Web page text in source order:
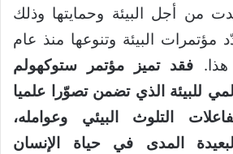
من أجل البيئة وحمايتها وذلك
البيئة وتنوعها منذ عام
فقد تميز مؤتمر ستوكهولم
للبيئة الذي تضمن تصوّرا علميا
التلوث البيئي وعوامله،
المدى في حياة الإنسان